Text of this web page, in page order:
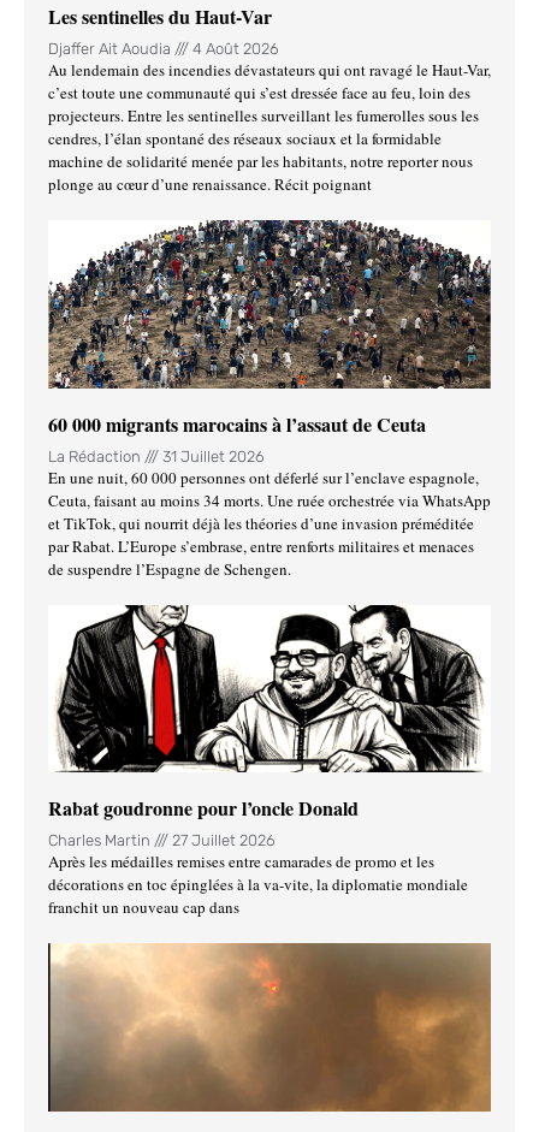
Les sentinelles du Haut-Var
Djaffer Ait Aoudia 4 Août 2026
Au lendemain des incendies dévastateurs qui ont ravagé le Haut-Var,
c’est toute une communauté qui s’est dressée face au feu, loin des
projecteurs. Entre les sentinelles surveillant les fumerolles sous les
cendres, l’élan spontané des réseaux sociaux et la formidable
machine de solidarité menée par les habitants, notre reporter nous
plonge au cœur d’une renaissance. Récit poignant
60 000 migrants marocains à l’assaut de Ceuta
La Rédaction 31 Juillet 2026
En une nuit, 60 000 personnes ont déferlé sur l’enclave espagnole,
Ceuta, faisant au moins 34 morts. Une ruée orchestrée via WhatsApp
et TikTok, qui nourrit déjà les théories d’une invasion préméditée
par Rabat. L’Europe s’embrase, entre renforts militaires et menaces
de suspendre l’Espagne de Schengen.
Rabat goudronne pour l’oncle Donald
Charles Martin 27 Juillet 2026
Après les médailles remises entre camarades de promo et les
décorations en toc épinglées à la va-vite, la diplomatie mondiale
franchit un nouveau cap dans